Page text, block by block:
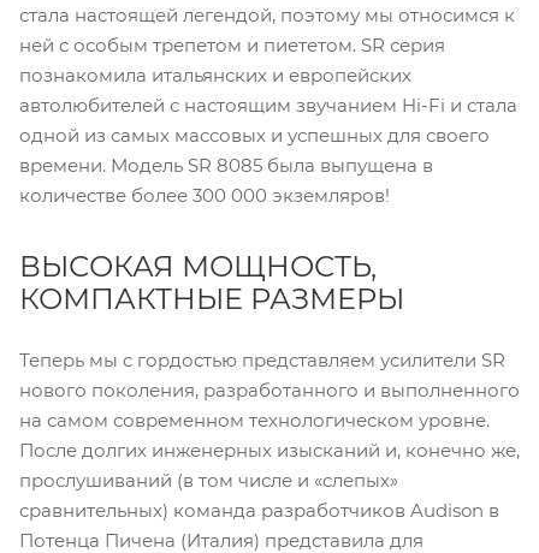
стала настоящей легендой, поэтому мы относимся к
ней с особым трепетом и пиететом. SR серия
познакомила итальянских и европейских
автолюбителей с настоящим звучанием Hi-Fi и стала
одной из самых массовых и успешных для своего
времени. Модель SR 8085 была выпущена в
количестве более 300 000 экземляров!
ВЫСОКАЯ МОЩНОСТЬ,
КОМПАКТНЫЕ РАЗМЕРЫ
Теперь мы с гордостью представляем усилители SR
нового поколения, разработанного и выполненного
на самом современном технологическом уровне.
После долгих инженерных изысканий и, конечно же,
прослушиваний (в том числе и «слепых»
сравнительных) команда разработчиков Audison в
Потенца Пичена (Италия) представила для